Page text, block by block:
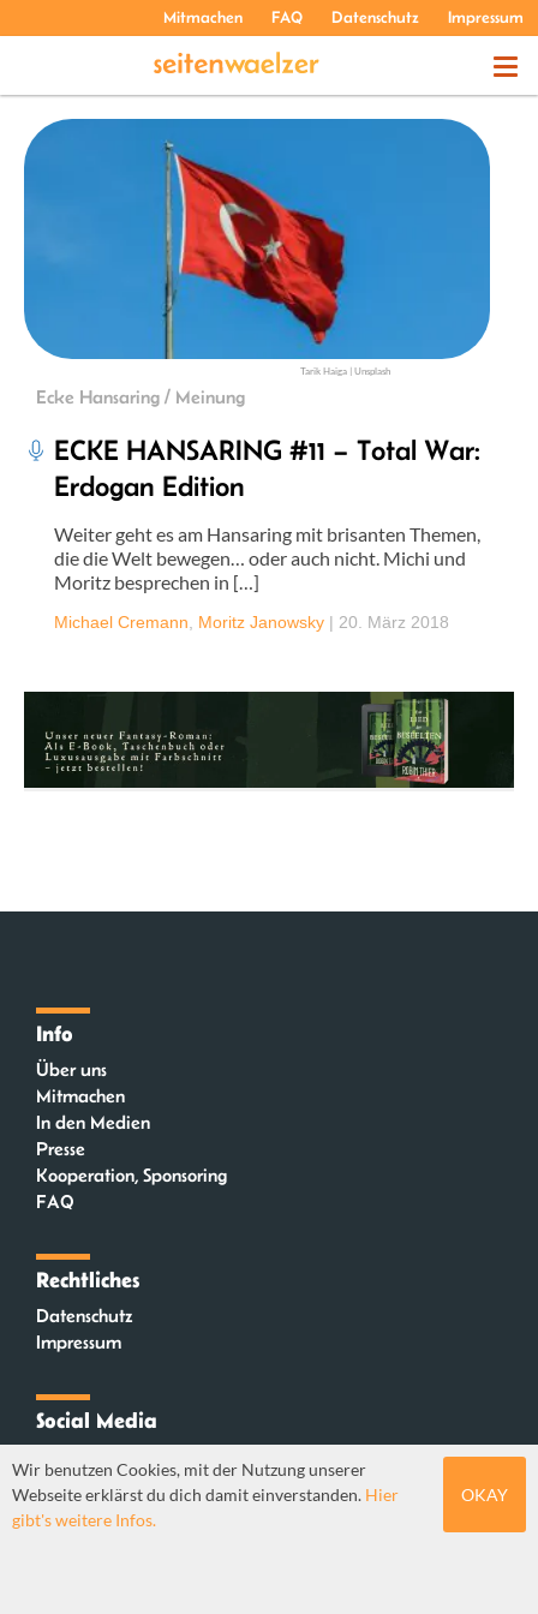
Mitmachen FAQ Datenschutz Impressum
PODCASTS
ÜBER UNS
Tarik Haiga | Unsplash
Ecke Hansaring / Meinung
ECKE HANSARING #11 – Total War:
Erdogan Edition
Weiter geht es am Hansaring mit brisanten Themen,
die die Welt bewegen… oder auch nicht. Michi und
Moritz besprechen in […]
Michael Cremann Moritz Janowsky | 20. März 2018
Info
Über uns
Mitmachen
In den Medien
Presse
Kooperation, Sponsoring
FAQ
Rechtliches
Datenschutz
Impressum
Social Media
Mastodon
Wir benutzen Cookies, mit der Nutzung unserer
Webseite erklärst du dich damit einverstanden. Hier
gibt's weitere Infos.
OKAY